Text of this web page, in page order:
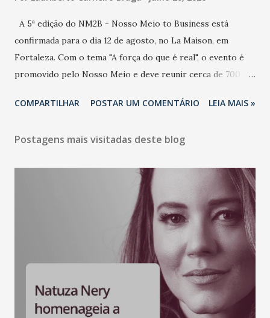
A 5ª edição do NM2B - Nosso Meio to Business está
confirmada para o dia 12 de agosto, no La Maison, em
Fortaleza. Com o tema "A força do que é real", o evento é
promovido pelo Nosso Meio e deve reunir cerca de 700
e lideranças do Mercado Nacional. Desde 2022, o NM2B
de negócios do Nordeste, reunindo profissionais de marcas
LinkedIn, VISA, Grupo 3corações, TikTok e M. Dias Branco.
A nova edição chega em um momento em que autenticidade
e consistência ganham peso nas conversas sobre marca,
liderança e estratégia. - Vivemos um momento em que todo
mundo fala muito e poucos entregam de verdade. O NM2B
sempre existiu para dar palco a quem constrói com
consistência, e nesta edição isso fica ainda mais claro.
Vamos reforçar que ser genuíno sustenta a confiança entre
marcas, pessoas e mercado", afirma Tamires So...
COMPARTILHAR POSTAR UM COMENTÁRIO LEIA MAIS »
Postagens mais visitadas deste blog